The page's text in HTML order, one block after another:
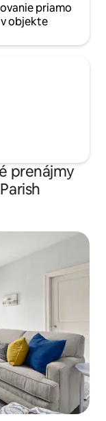
priamo
v objekte
prenájmy